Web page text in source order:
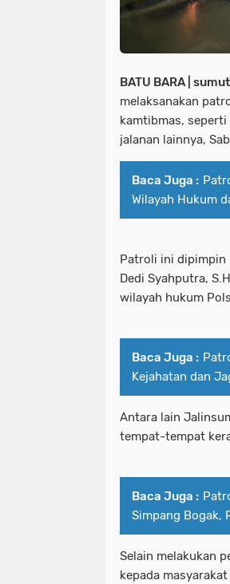
BATU BARA |
melaksanakan
kamtibmas, seperti
jalanan lainnya,
Baca Juga :
Wilayah Hukum
Patroli ini dipimpin
Dedi Syahputra,
wilayah hukum
Baca Juga :
Kejahatan dan
Antara lain
tempat-tempat
Baca Juga :
Simpang Bogak,
Selain melakukan
kepada